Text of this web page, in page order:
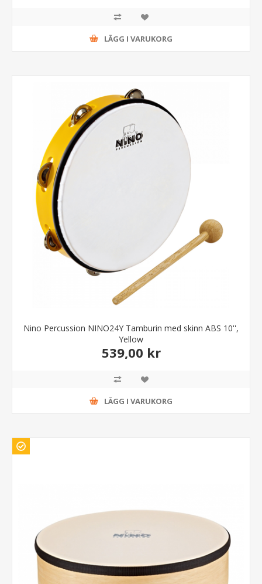
LÄGG I VARUKORG
Nino Percussion NINO24Y Tamburin med skinn ABS 10'',
Yellow
539,00 kr
LÄGG I VARUKORG